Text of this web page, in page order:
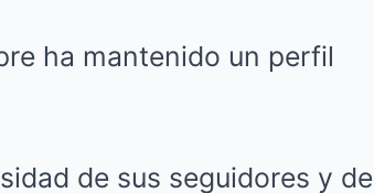
ha mantenido un perfil
de sus seguidores y de